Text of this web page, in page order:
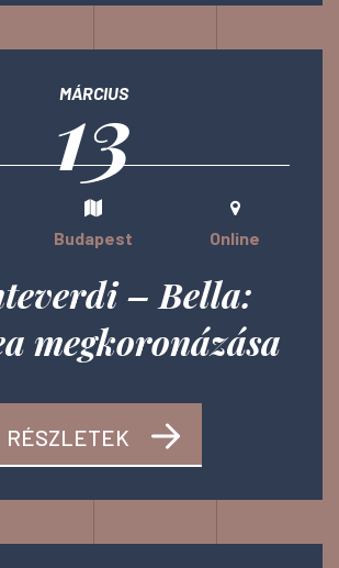
MÁRCIUS
13
Budapest Online
– Bella:
megkoronázása
RÉSZLETEK